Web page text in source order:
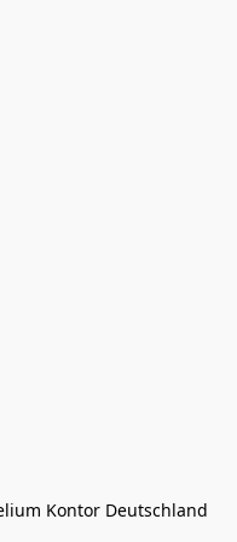
Kontor Deutschland